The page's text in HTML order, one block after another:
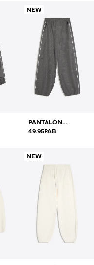
NEW
PANTALÓN
JOGGER RAYA
49.95PAB
NEW